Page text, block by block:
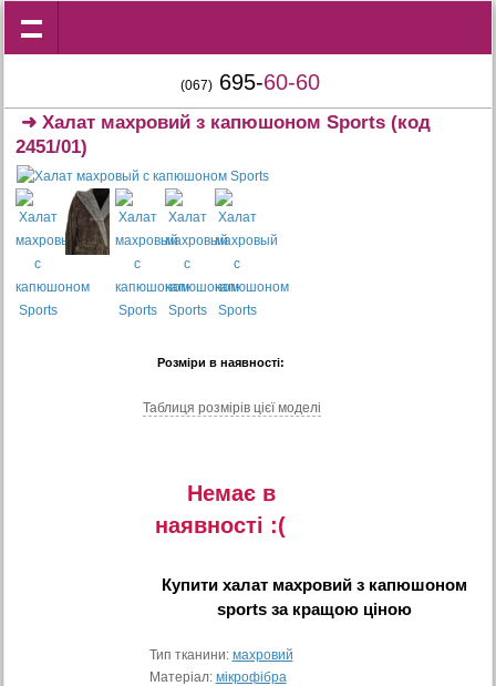
(067) 695-60-60
➜Халат махровий з капюшоном Sports (код
2451/01)
Розміри в наявності:
Таблиця розмiрiв цiєї моделi
Немає в
наявностi :(
Купити халат махровий з капюшоном
sportsза кращою ціною
Тип тканини: махровий
Матеріал: мікрофібра